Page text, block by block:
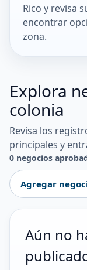
Rico y revisa
encontrar
zona.
Explora
colonia
Revisa los
principales y
0 negocios
Agregar
Aún no